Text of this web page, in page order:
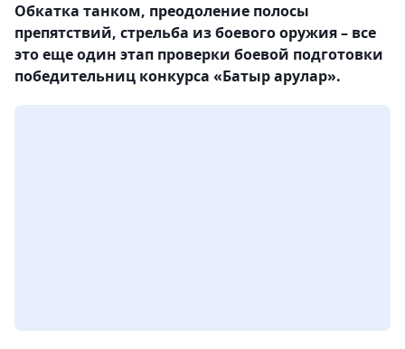
Обкатка танком, преодоление полосы
препятствий, стрельба из боевого оружия – все
это еще один этап проверки боевой подготовки
победительниц конкурса «Батыр арулар».